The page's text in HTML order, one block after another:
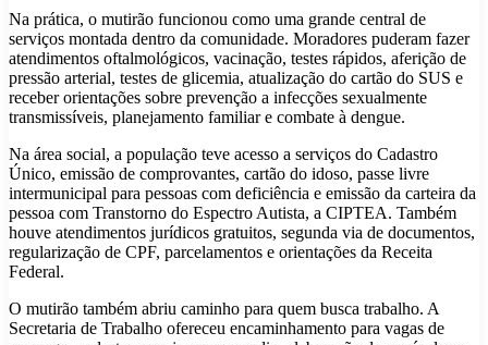
Na prática, o mutirão funcionou como uma grande central de
serviços montada dentro da comunidade. Moradores puderam fazer
atendimentos oftalmológicos, vacinação, testes rápidos, aferição de
pressão arterial, testes de glicemia, atualização do cartão do SUS e
receber orientações sobre prevenção a infecções sexualmente
transmissíveis, planejamento familiar e combate à dengue.
Na área social, a população teve acesso a serviços do Cadastro
Único, emissão de comprovantes, cartão do idoso, passe livre
intermunicipal para pessoas com deficiência e emissão da carteira da
pessoa com Transtorno do Espectro Autista, a CIPTEA. Também
houve atendimentos jurídicos gratuitos, segunda via de documentos,
regularização de CPF, parcelamentos e orientações da Receita
Federal.
O mutirão também abriu caminho para quem busca trabalho. A
Secretaria de Trabalho ofereceu encaminhamento para vagas de